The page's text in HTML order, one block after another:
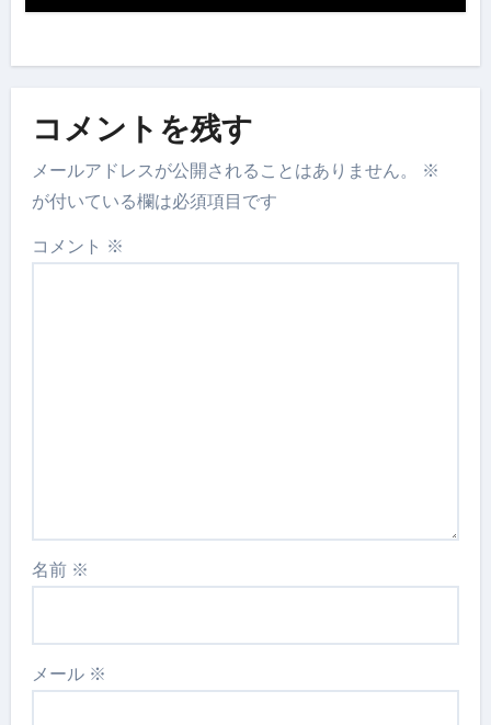
コメントを残す
メールアドレスが公開されることはありません。
※
が付いている欄は必須項目です
コメント ※
名前 ※
メール ※